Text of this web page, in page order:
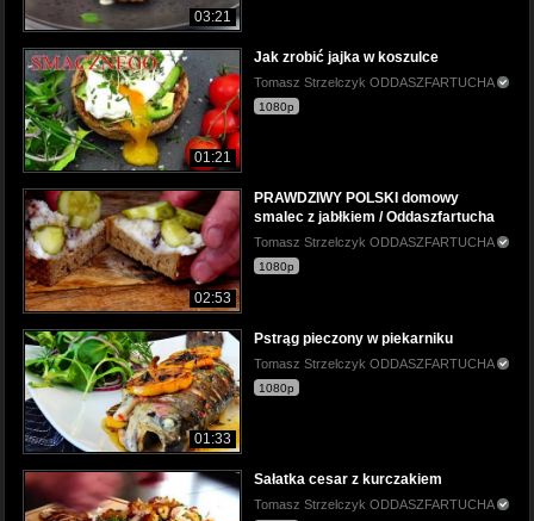
03:21
01:21
Jak zrobić jajka w koszulce
Tomasz Strzelczyk ODDASZFARTUCHA
1080p
02:53
PRAWDZIWY POLSKI domowy
smalec z jabłkiem / Oddaszfartucha
Tomasz Strzelczyk ODDASZFARTUCHA
1080p
01:33
Pstrąg pieczony w piekarniku
Tomasz Strzelczyk ODDASZFARTUCHA
1080p
Sałatka cesar z kurczakiem
Tomasz Strzelczyk ODDASZFARTUCHA